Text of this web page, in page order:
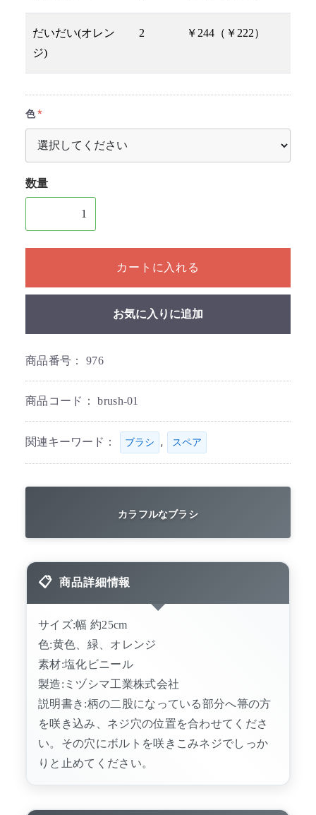
だいだい(オレン
ジ)
2 ￥244（￥222）
色
数量
1個以上の数量を入力してください
カートに入れる
お気に入りに追加
商品番号： 976
商品コード：brush-01
関連キーワード： ブラシ , スペア
カラフルなブラシ
商品詳細情報
サイズ:幅 約25cm
色:黄色、緑、オレンジ
素材:塩化ビニール
製造:ミヅシマ工業株式会社
説明書き:柄の二股になっている部分へ箒の方
を咲き込み、ネジ穴の位置を合わせてくださ
い。その穴にボルトを咲きこみネジでしっか
りと止めてください。